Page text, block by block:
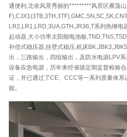
通便利,北依风景秀丽的*********风景区雁荡
F),CJX1(3TB,3TH,3TF),GMC,SN,SC,SK,CN
LR2,LR1,LRD,3UA,GTH,JR36,T系列热继电
起动器,大小功率太阳能电池板
补偿式稳压器,挂壁式稳压,机床
出，三路输出，四组输出，及防水电源LPV
设备应急电源，历年来经省级定期监督检验
证，并已通过了CE、CCC等一系列质量体系
能。